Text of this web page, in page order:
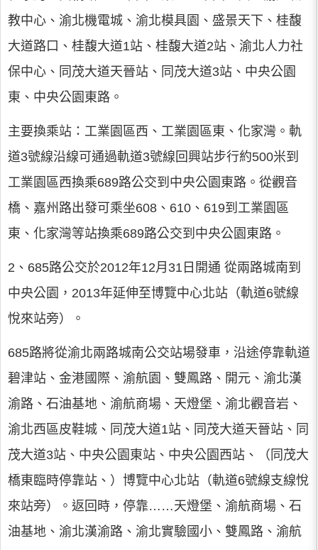
教中心、渝北機電城、渝北模具園、盛景天下、桂馥
大道路口、桂馥大道1站、桂馥大道2站、渝北人力社
保中心、同茂大道天晉站、同茂大道3站、中央公園
東、中央公園東路。
主要換乘站：工業園區西、工業園區東、化家灣。軌
道3號線沿線可通過軌道3號線回興站步行約500米到
工業園區西換乘689路公交到中央公園東路。從觀音
橋、嘉州路出發可乘坐608、610、619到工業園區
東、化家灣等站換乘689路公交到中央公園東路。
2、685路公交於2012年12月31日開通 從兩路城南到
中央公園，2013年延伸至博覽中心北站（軌道6號線
悅來站旁）。
685路將從渝北兩路城南公交站場發車，沿途停靠軌道
碧津站、金港國際、渝航園、雙鳳路、開元、渝北漢
渝路、石油基地、渝航商場、天燈堡、渝北觀音岩、
渝北西區皮鞋城、同茂大道1站、同茂大道天晉站、同
茂大道3站、中央公園東站、中央公園西站、（同茂大
橋東臨時停靠站、）博覽中心北站（軌道6號線支線悅
來站旁）。返回時，停靠……天燈堡、渝航商場、石
油基地、渝北漢渝路、渝北實驗國小、雙鳳路、渝航